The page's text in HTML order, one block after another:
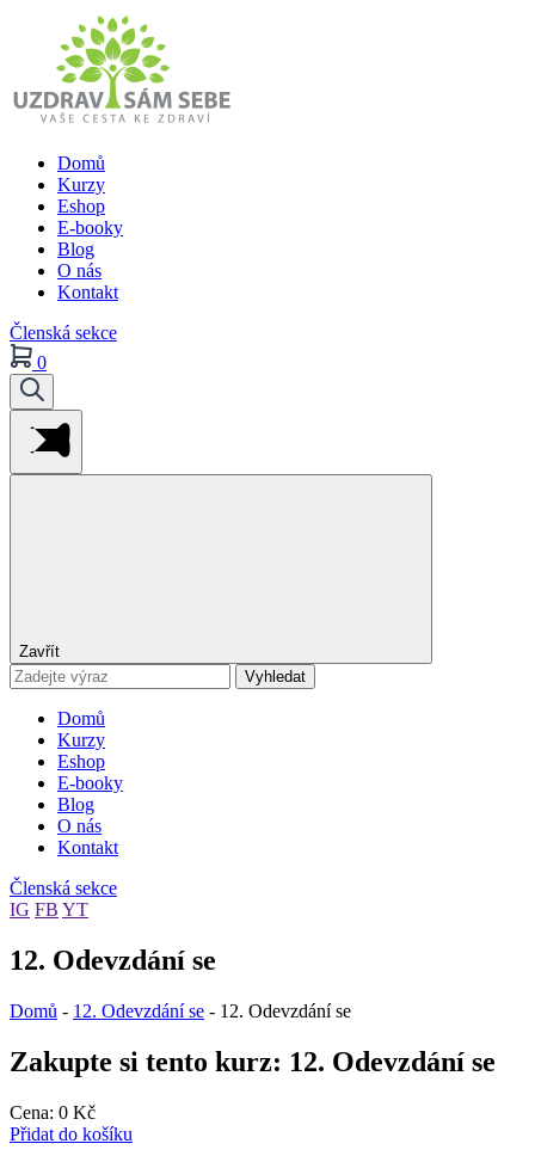
Domů
Kurzy
Eshop
E-booky
Blog
O nás
Kontakt
Členská sekce
0
Zavřít
Vyhledat
Domů
Kurzy
Eshop
E-booky
Blog
O nás
Kontakt
Členská sekce
IG FB YT
12. Odevzdání se
Domů - 12. Odevzdání se - 12. Odevzdání se
Zakupte si tento kurz: 12. Odevzdání se
Cena: 0 Kč
Přidat do košíku